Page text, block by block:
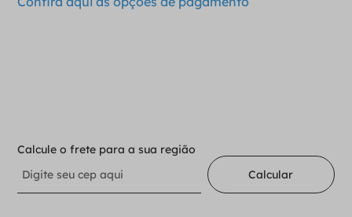
Calcule o frete para a sua região
Calcular